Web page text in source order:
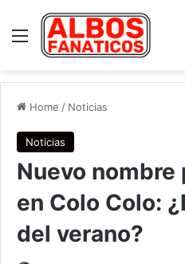
Menu
Home / Noticias
Noticias
Nuevo nombre
en Colo Colo:
del verano?